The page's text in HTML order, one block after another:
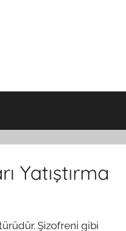
Yatıştırma
Şizofreni gibi